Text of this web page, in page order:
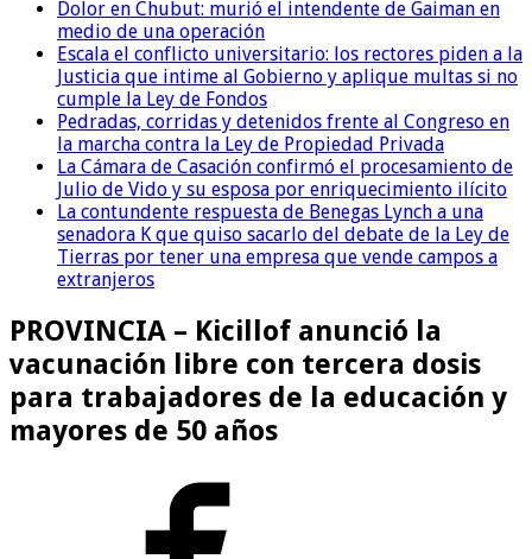
Dolor en Chubut: murió el intendente de Gaiman en
medio de una operación
Escala el conflicto universitario: los rectores piden a la
Justicia que intime al Gobierno y aplique multas si no
cumple la Ley de Fondos
Pedradas, corridas y detenidos frente al Congreso en
la marcha contra la Ley de Propiedad Privada
La Cámara de Casación confirmó el procesamiento de
Julio de Vido y su esposa por enriquecimiento ilícito
La contundente respuesta de Benegas Lynch a una
senadora K que quiso sacarlo del debate de la Ley de
Tierras por tener una empresa que vende campos a
extranjeros
PROVINCIA – Kicillof anunció la
vacunación libre con tercera dosis
para trabajadores de la educación y
mayores de 50 años